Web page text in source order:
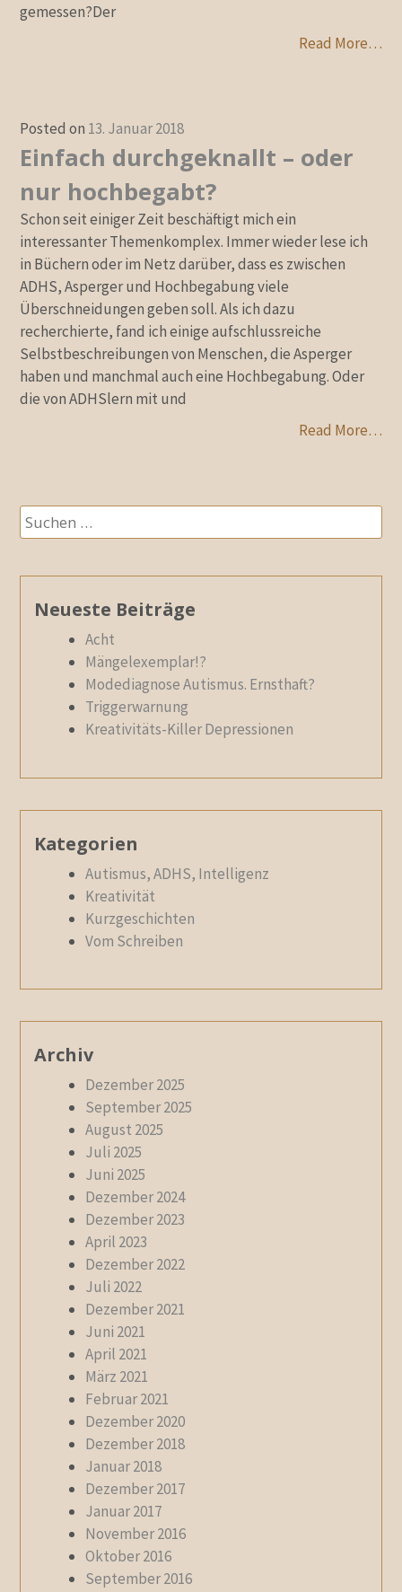
gemessen?Der
Read More…
Posted on 13. Januar 2018
Einfach durchgeknallt – oder
nur hochbegabt?
Schon seit einiger Zeit beschäftigt mich ein
interessanter Themenkomplex. Immer wieder lese ich
in Büchern oder im Netz darüber, dass es zwischen
ADHS, Asperger und Hochbegabung viele
Überschneidungen geben soll. Als ich dazu
recherchierte, fand ich einige aufschlussreiche
Selbstbeschreibungen von Menschen, die Asperger
haben und manchmal auch eine Hochbegabung. Oder
die von ADHSlern mit und
Read More…
Suchen
nach:
Neueste Beiträge
Acht
Mängelexemplar!?
Modediagnose Autismus. Ernsthaft?
Triggerwarnung
Kreativitäts-Killer Depressionen
Kategorien
Autismus, ADHS, Intelligenz
Kreativität
Kurzgeschichten
Vom Schreiben
Archiv
Dezember 2025
September 2025
August 2025
Juli 2025
Juni 2025
Dezember 2024
Dezember 2023
April 2023
Dezember 2022
Juli 2022
Dezember 2021
Juni 2021
April 2021
März 2021
Februar 2021
Dezember 2020
Dezember 2018
Januar 2018
Dezember 2017
Januar 2017
November 2016
Oktober 2016
September 2016